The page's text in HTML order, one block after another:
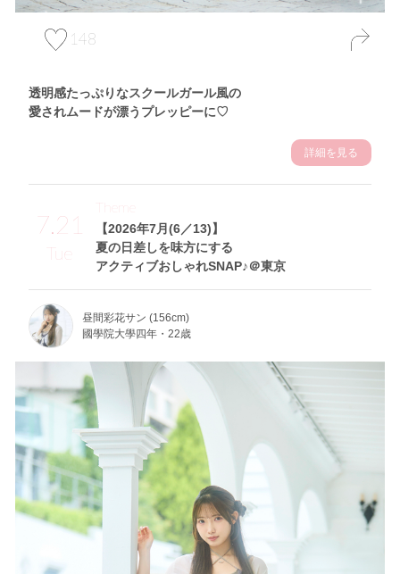
148
透明感たっぷりなスクールガール風の
愛されムードが漂うプレッピーに♡
詳細を見る
7.21
Tue
【2026年7月(6／13)】
夏の日差しを味方にする
アクティブおしゃれSNAP♪＠東京
Theme
昼間彩花サン (156cm)
國學院大學四年・22歳